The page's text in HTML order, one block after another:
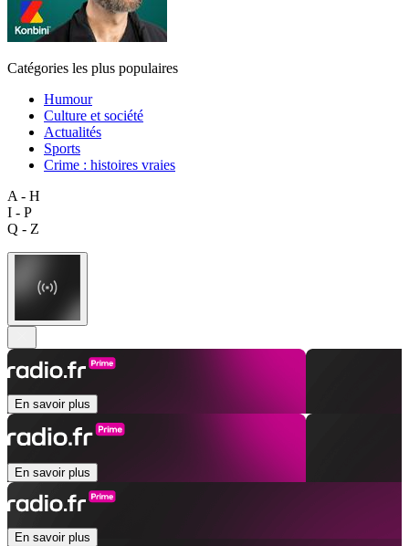
Catégories les plus populaires
Humour
Culture et société
Actualités
Sports
Crime : histoires vraies
A - H
I - P
Q - Z
En savoir plus
En savoir plus
En savoir plus